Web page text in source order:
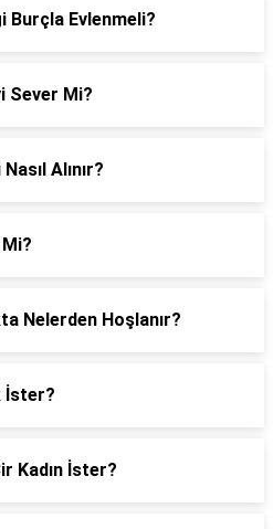
Burçla Evlenmeli?
Sever Mi?
Alınır?
Nelerden Hoşlanır?
İster?
Kadın İster?